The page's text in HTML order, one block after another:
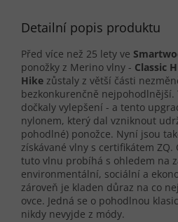
Detailní popis produktu
Před více než 25 lety ve
ponožky z Merino vlny - Classic
Hike zůstaly z větší části
bezkonkurenčně nejpohodlnější.
dočkaly vylepšení - a tento
nylonem, který dal vzniknout
pohodlné) ponožce. Nyní jsou
získávané vlny s certifikátem ZQ.
tuto vlnu probíhá s ohledem na
environmentální, sociální a
zároveň je kladen důraz na co
ovce. Jedná se o pohodlnou
nikdy nevyjde z módy.